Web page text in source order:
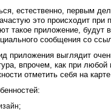
естественно, первым
это происходит
такое приложение,
сообщения со
приложения выглядит
впрочем, как при
отметить себя на